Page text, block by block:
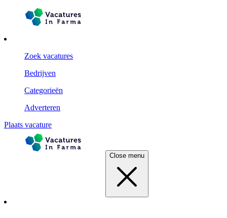
Zoek vacatures
Bedrijven
Categorieën
Adverteren
Plaats vacature
Close menu